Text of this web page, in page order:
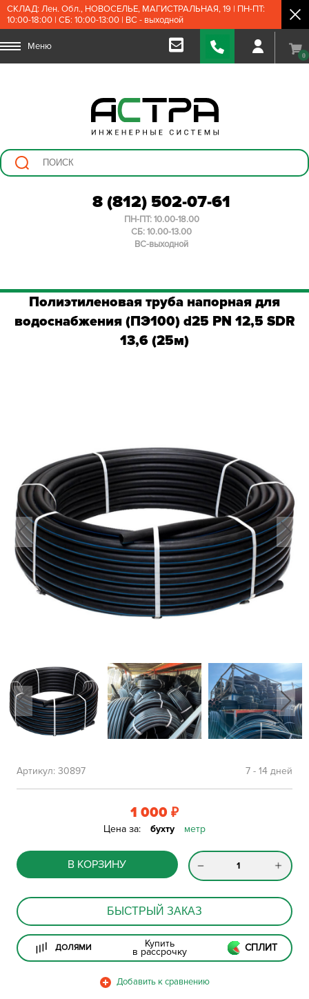
СКЛАД: Лен. Обл., НОВОСЕЛЬЕ, МАГИСТРАЛЬНАЯ, 19 | ПН-ПТ:
10:00-18:00 | СБ: 10:00-13:00 | ВС - выходной
Меню
0
8 (812) 502-07-61
ПН-ПТ: 10.00-18.00
СБ: 10.00-13.00
ВС-выходной
Полиэтиленовая труба напорная для
водоснабжения (ПЭ100) d25 PN 12,5 SDR
13,6 (25м)
7 - 14 дней
Артикул: 30897
1 000 ₽
Цена за: бухту метр
В КОРЗИНУ
БЫСТРЫЙ ЗАКАЗ
ДОЛЯМИ Купить
в рассрочку СПЛИТ